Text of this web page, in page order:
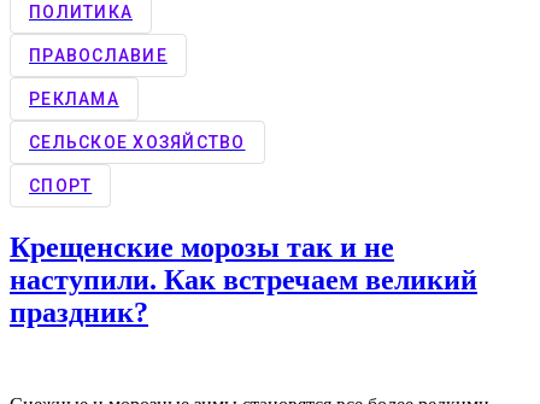
ПОЛИТИКА
ПРАВОСЛАВИЕ
РЕКЛАМА
СЕЛЬСКОЕ ХОЗЯЙСТВО
СПОРТ
Крещенские морозы так и не
наступили. Как встречаем великий
праздник?